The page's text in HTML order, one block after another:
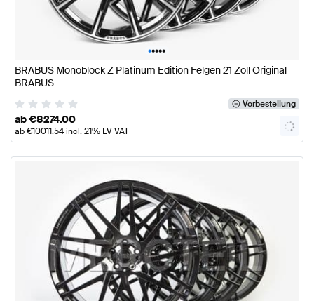
•••••
BRABUS Monoblock Z Platinum Edition Felgen 21 Zoll Original
BRABUS
Vorbestellung
ab€8274.00
ab€10011.54incl. 21% LV VAT